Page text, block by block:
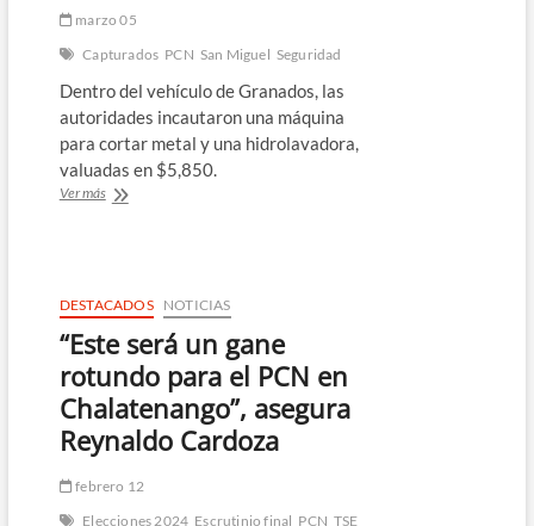
marzo 05
Capturados PCN San Miguel Seguridad
Dentro del vehículo de Granados, las
autoridades incautaron una máquina
para cortar metal y una hidrolavadora,
valuadas en $5,850.
Ver másCapturan
por
hurto
en
Miguel
DESTACADOS NOTICIAS
“Este será un gane
rotundo para el PCN en
Chalatenango”, asegura
Reynaldo Cardoza
febrero 12
Elecciones 2024 Escrutinio final PCN TSE